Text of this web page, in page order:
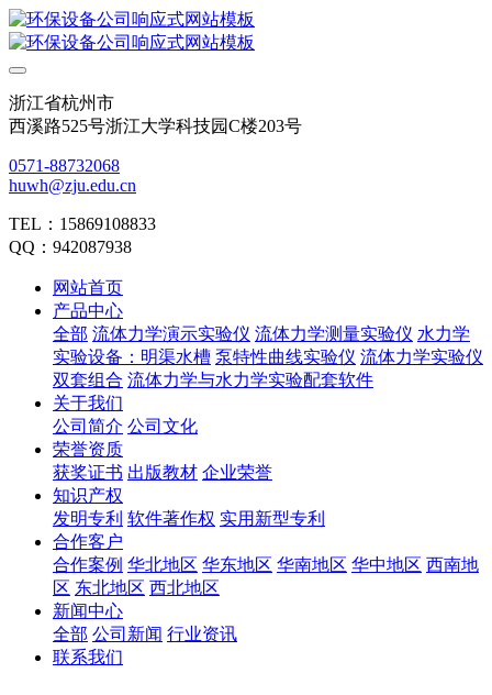
浙江省杭州市
西溪路525号浙江大学科技园C楼203号
0571-88732068
huwh@zju.edu.cn
TEL：15869108833
QQ：942087938
网站首页
产品中心
全部 流体力学演示实验仪 流体力学测量实验仪 水力学
实验设备：明渠水槽 泵特性曲线实验仪 流体力学实验仪
双套组合 流体力学与水力学实验配套软件
关于我们
公司简介 公司文化
荣誉资质
获奖证书 出版教材 企业荣誉
知识产权
发明专利 软件著作权 实用新型专利
合作客户
合作案例 华北地区 华东地区 华南地区 华中地区 西南地
区 东北地区 西北地区
新闻中心
全部 公司新闻 行业资讯
联系我们